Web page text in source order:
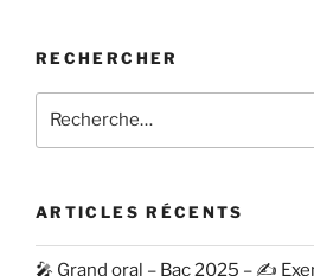
RECHERCHER
pour
ARTICLES RÉCENTS
🎤 Grand oral – Bac 2025 – ✍️